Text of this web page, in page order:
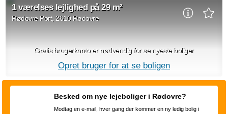
1 værelses lejlighed på 29 m²
Rødovre Port, 2610 Rødovre
Gratis brugerkonto er nødvendig for se nyeste boliger
Opret bruger for at se boligen
Velkommen til Rødovre Port – nybyggeri med moderne komfort
og perfekt beliggenhed. Denne velindrettede 1-værelses
lejlighed på 29 m² er en del af det...
Besked om nye lejeboliger i Rødovre?
Modtag en e-mail, hver gang der kommer en ny ledig bolig i